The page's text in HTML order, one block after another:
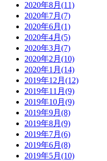
2020年8月(11)
2020年7月(7)
2020年6月(1)
2020年4月(5)
2020年3月(7)
2020年2月(10)
2020年1月(14)
2019年12月(12)
2019年11月(9)
2019年10月(9)
2019年9月(8)
2019年8月(9)
2019年7月(6)
2019年6月(8)
2019年5月(10)